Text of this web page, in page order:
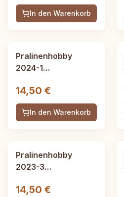
In den Warenkorb
Pralinenhobby
2024-1
52 Seiten
14,50 €
In den Warenkorb
Pralinenhobby
2023-3
Seiten
14,50 €